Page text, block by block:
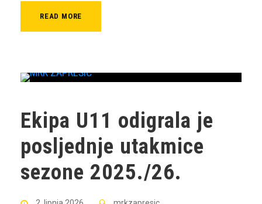
READ MORE
Ekipa U11 odigrala je
posljednje utakmice
sezone 2025./26.